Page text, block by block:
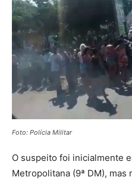
Foto: Polícia Militar
O suspeito foi inicialmente
Metropolitana (9ª DM),